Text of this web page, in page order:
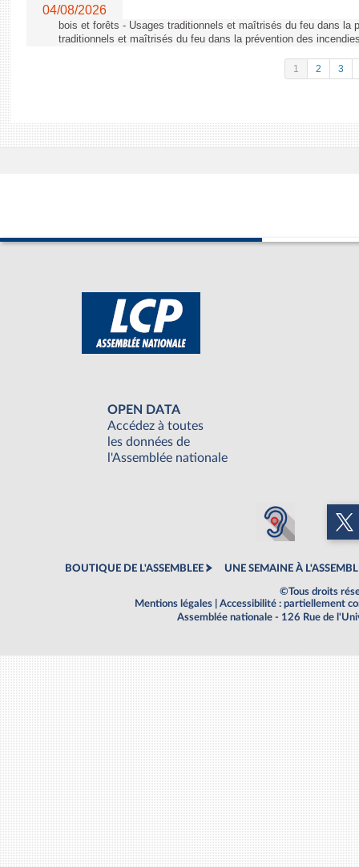
04/08/2026
bois et forêts - Usages traditionnels et maîtrisés du feu dans la
traditionnels et maîtrisés du feu dans la prévention des
1 2 3
OPEN DATA
Accédez à toutes
les données de
l'Assemblée nationale
BOUTIQUE DE L'ASSEMBLEE UNE SEMAINE À
©Tous droits
Mentions légales
Accessibilité : partiellement
Assemblée nationale - 126 Rue de